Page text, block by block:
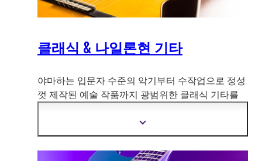
클래식 & 나일론현 기타
야마하는 입문자 수준의 악기부터 수작업으로 정성
껏 제작된 예술 작품까지 광범위한 클래식 기타를
로 제작하여 당신의 모든 뉘앙스를 전부 표혀내 줍
니다.
더
자
한